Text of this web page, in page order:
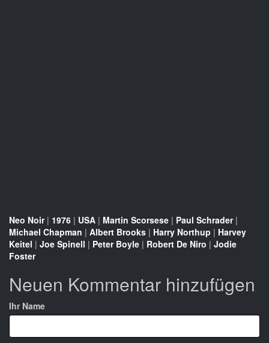
Neo Noir| 1976 | USA | Martin Scorsese | Paul Schrader|
Michael Chapman | Albert Brooks | Harry Northup | Harvey
Keitel | Joe Spinell | Peter Boyle | Robert De Niro | Jodie
Foster
Neuen Kommentar hinzufügen
Ihr Name